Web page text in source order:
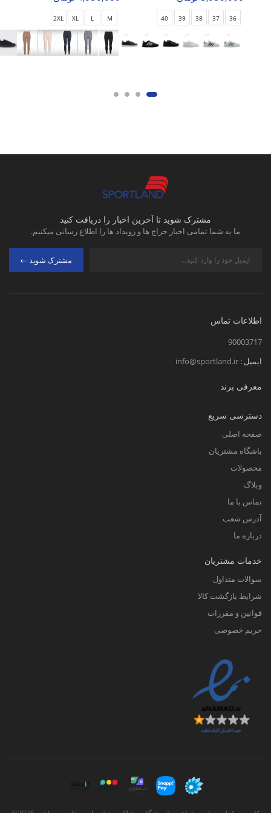
36
37
38
39
40
M
L
XL
2XL
مشترک شوید تا آخرین اخبار را دریافت کنید
ما به شما تمامی اخبار حراج ها و رویداد ها را اطلاع رسانی میکنیم.
مشترک شوید
اطلاعات تماس
90003717
ایمیل : info@sportland.ir
معرفی برند
دسترسی سریع
صفحه اصلی
باشگاه مشتریان
محصولات
وبلاگ
تماس با ما
آدرس شعب
درباره ما
خدمات مشتریان
سوالات متداول
شرایط بازگشت کالا
قوانین و مقررات
حریم خصوصی